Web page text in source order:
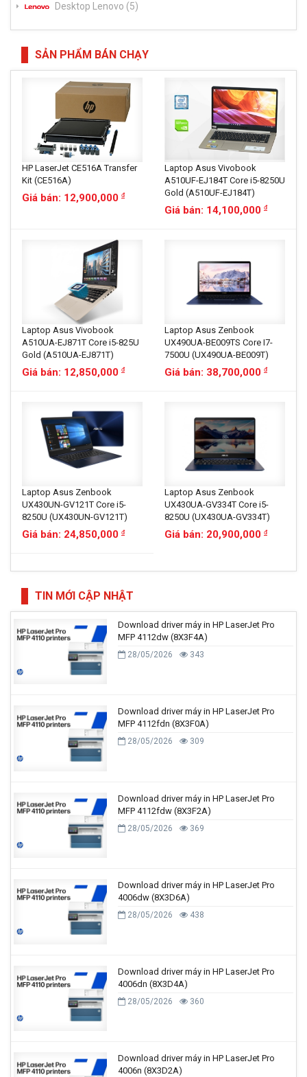
Desktop Lenovo (5)
SẢN PHẨM BÁN CHẠY
HP LaserJet CE516A Transfer
Kit (CE516A)
Giá bán: 12,900,000 đ
Laptop Asus Vivobook
A510UF-EJ184T Core i5-8250U
Gold (A510UF-EJ184T)
Giá bán: 14,100,000 đ
Laptop Asus Vivobook
A510UA-EJ871T Core i5-825U
Gold (A510UA-EJ871T)
Giá bán: 12,850,000 đ
Laptop Asus Zenbook
UX490UA-BE009TS Core I7-
7500U (UX490UA-BE009T)
Giá bán: 38,700,000 đ
Laptop Asus Zenbook
UX430UN-GV121T Core i5-
8250U (UX430UN-GV121T)
Giá bán: 24,850,000 đ
Laptop Asus Zenbook
UX430UA-GV334T Core i5-
8250U (UX430UA-GV334T)
Giá bán: 20,900,000 đ
TIN MỚI CẬP NHẬT
Download driver máy in HP LaserJet Pro
MFP 4112dw (8X3F4A)
28/05/2026 343
Download driver máy in HP LaserJet Pro
MFP 4112fdn (8X3F0A)
28/05/2026 309
Download driver máy in HP LaserJet Pro
MFP 4112fdw (8X3F2A)
28/05/2026 369
Download driver máy in HP LaserJet Pro
4006dw (8X3D6A)
28/05/2026 438
Download driver máy in HP LaserJet Pro
4006dn (8X3D4A)
28/05/2026 360
Download driver máy in HP LaserJet Pro
4006n (8X3D2A)